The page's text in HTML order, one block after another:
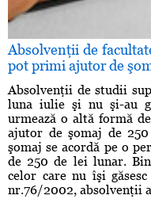
Absolvenţii de
pot primi ajutor de
Absolvenţii de studii
luna iulie şi nu şi-au
urmează o altă formă
ajutor de şomaj de
şomaj se acordă pe o
de 250 de lei lunar.
celor care nu îşi
nr.76/2002, absolvenţii